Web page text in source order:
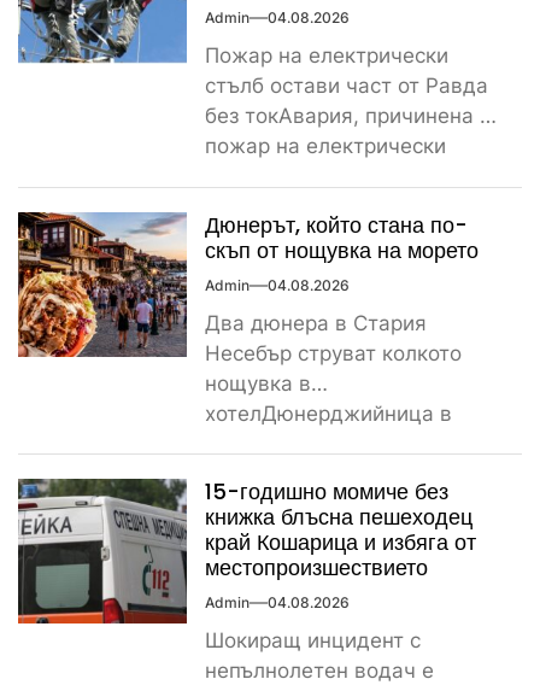
Admin 04.08.2026
Пожар на електрически
стълб остави част от Равда
без токАвария, причинена от
пожар на електрически
Дюнерът, който стана по-
скъп от нощувка на морето
Admin 04.08.2026
Два дюнера в Стария
Несебър струват колкото
нощувка в
хотелДюнерджийница в
скъпотия на храната...
15-годишно момиче без
книжка блъсна пешеходец
край Кошарица и избяга от
местопроизшествието
Admin 04.08.2026
Шокиращ инцидент с
непълнолетен водач е